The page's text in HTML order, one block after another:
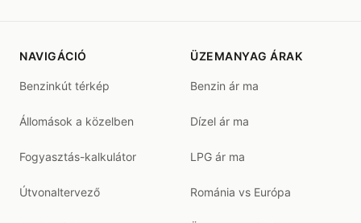
NAVIGÁCIÓ
Benzinkút térkép
Állomások a közelben
Fogyasztás-kalkulátor
Útvonaltervező
ÜZEMANYAG ÁRAK
Benzin ár ma
Dízel ár ma
LPG ár ma
Románia vs Európa